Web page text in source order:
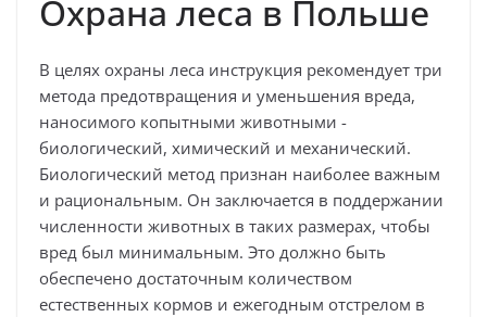
Охрана леса в Польше
В целях охраны леса инструкция рекомендует три
метода предотвращения и уменьшения вреда,
наносимого копытными животными -
биологический, химический и механический.
Биологический метод признан наиболее важным
и рациональным. Он заключается в поддержании
численности животных в таких размерах, чтобы
вред был минимальным. Это должно быть
обеспечено достаточным количеством
естественных кормов и ежегодным отстрелом в